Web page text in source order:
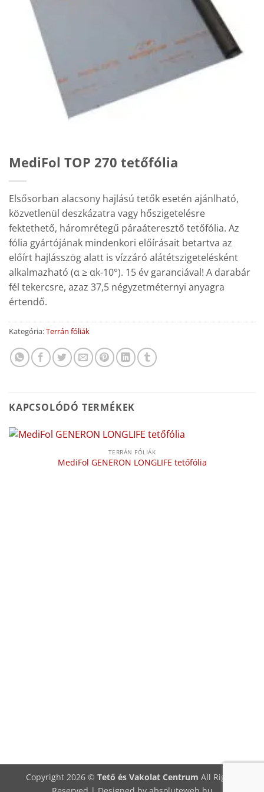
MediFol TOP 270 tetőfólia
Elsősorban alacsony hajlású tetők esetén ajánlható,
közvetlenül deszkázatra vagy hőszigetelésre
fektethető, háromrétegű páraáteresztő tetőfólia. Az
fólia gyártójának mindenkori előírásait betartva az
előírt hajlásszög alatt is vízzáró alátétszigetelésként
alkalmazható (α ≥ αk-10°). 15 év garanciával! A darabár
fél tekercsre, azaz 37,5 négyzetméternyi anyagra
értendő.
Kategória:Terrán fóliák
KAPCSOLÓDÓ TERMÉKEK
TERRÁN FÓLIÁK
MediFol GENERON LONGLIFE tetőfólia
Copyright 2026 © Tető és Vakolat Centrum All Rights